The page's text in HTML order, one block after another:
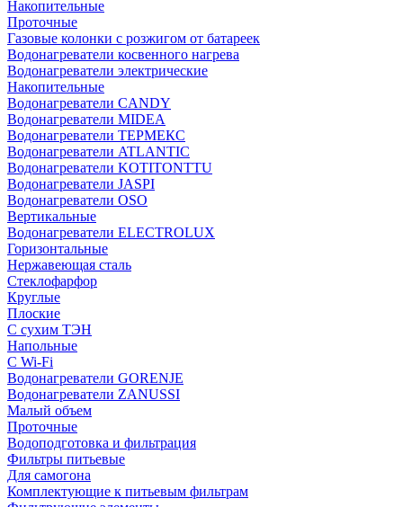
Накопительные
Проточные
Газовые колонки с розжигом от батареек
Водонагреватели косвенного нагрева
Водонагреватели электрические
Накопительные
Водонагреватели CANDY
Водонагреватели MIDEA
Водонагреватели ТЕРМЕКС
Водонагреватели ATLANTIC
Водонагреватели KOTITONTTU
Водонагреватели JASPI
Водонагреватели OSO
Вертикальные
Водонагреватели ELECTROLUX
Горизонтальные
Нержавеющая сталь
Стеклофарфор
Круглые
Плоские
С сухим ТЭН
Напольные
С Wi-Fi
Водонагреватели GORENJE
Водонагреватели ZANUSSI
Малый объем
Проточные
Водоподготовка и фильтрация
Фильтры питьевые
Для самогона
Комплектующие к питьевым фильтрам